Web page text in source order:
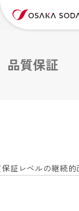
品質保証
レベルの継